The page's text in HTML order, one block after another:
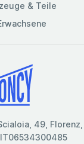
& Teile
49,
IT06534300485